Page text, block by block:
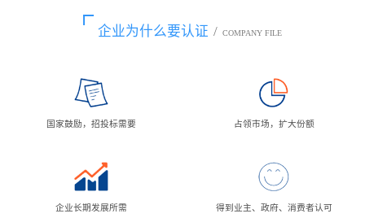
企业为什么要认证 / COMPANY FILE
国家鼓励，招投标需要 占领市场，扩大份额
企业长期发展所需 得到业主、政府、消费者认可